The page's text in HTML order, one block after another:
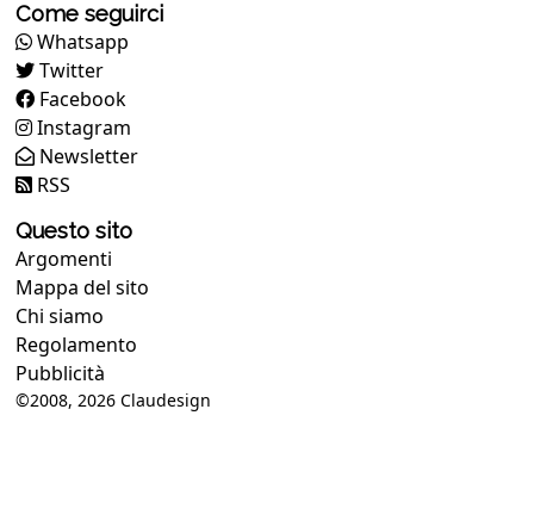
Come seguirci
Whatsapp
Twitter
Facebook
Instagram
Newsletter
RSS
Questo sito
Argomenti
Mappa del sito
Chi siamo
Regolamento
Pubblicità
©2008, 2026 Claudesign